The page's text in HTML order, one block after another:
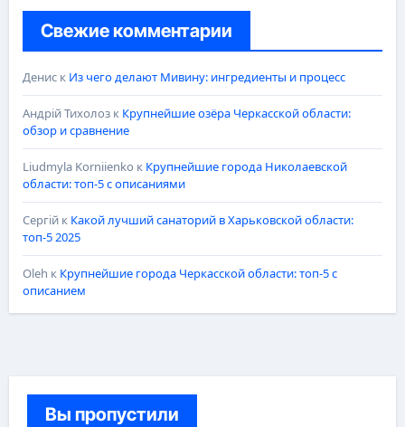
Свежие комментарии
Дениск Из чего делают Мивину: ингредиенты и процесс
Андрій Тихолозк Крупнейшие озёра Черкасской области:
обзор и сравнение
Liudmyla Korniienko к Крупнейшие города Николаевской
области: топ-5 с описаниями
Сергійк Какой лучший санаторий в Харьковской области:
топ-5 2025
Oleh к Крупнейшие города Черкасской области: топ-5 с
описанием
Вы пропустили